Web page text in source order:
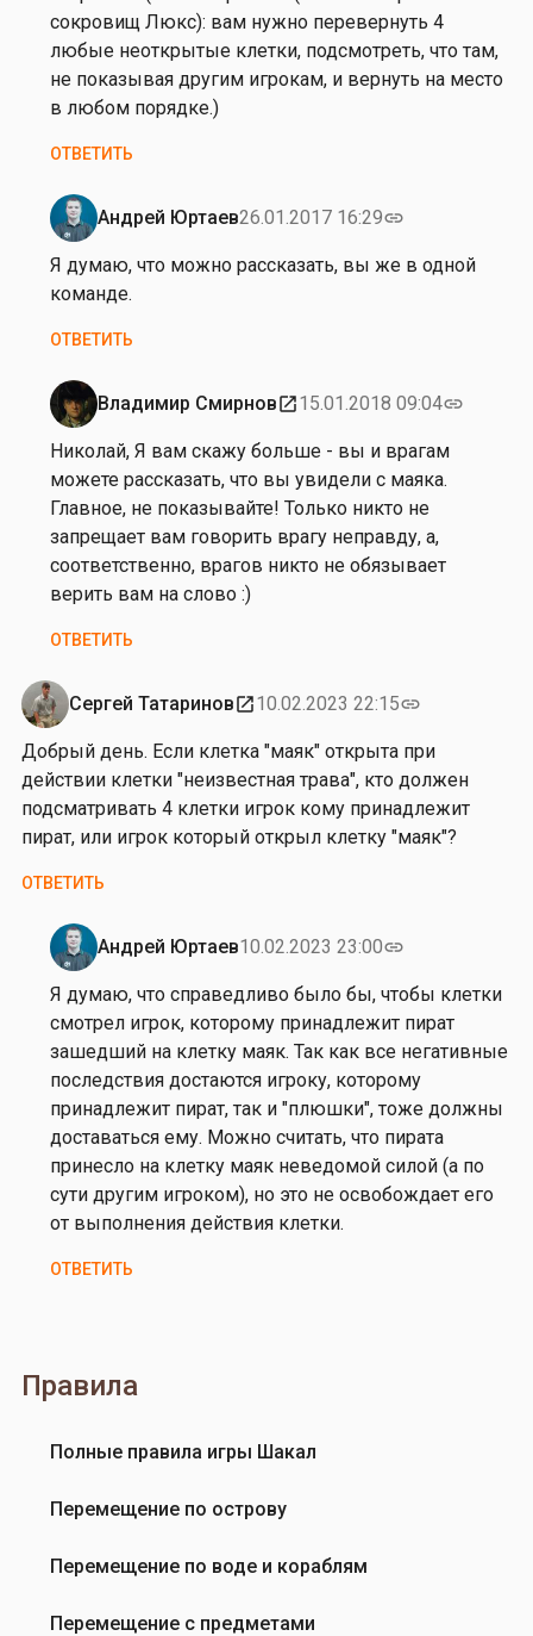
л
л
а
р
и
н
о
в
Н
и
к
о
а
И
л
л
а
р
о
н
о
в
сокровищ Люкс): вам нужно перевернуть 4
любые неоткрытые клетки, подсмотреть, что там,
не показывая другим игрокам, и вернуть на место
в любом порядке.)
ОТВЕТИТЬ
Андрей Юртаев26.01.2017 16:29link
Ответ
на
от
и
о
л
а
й
И
л
л
а
р
о
н
о
в
Я думаю, что можно рассказать, вы же в одной
команде.
ОТВЕТИТЬ
Владимир Смирновopen_in_new15.01.2018 09:04link
Ответ
на
от
Н
и
к
о
а
И
л
л
а
р
и
о
о
в
Николай, Я вам скажу больше - вы и врагам
можете рассказать, что вы увидели с маяка.
Главное, не показывайте! Только никто не
запрещает вам говорить врагу неправду, а,
соответственно, врагов никто не обязывает
верить вам на слово :)
ОТВЕТИТЬ
Сергей Татариновopen_in_new10.02.2023 22:15link
Добрый день. Если клетка "маяк" открыта при
действии клетки "неизвестная трава", кто должен
подсматривать 4 клетки игрок кому принадлежит
пират, или игрок который открыл клетку "маяк"?
ОТВЕТИТЬ
Андрей Юртаев10.02.2023 23:00link
Ответ
на
от
С
е
р
г
е
й
Т
т
н
в
Я думаю, что справедливо было бы, чтобы клетки
смотрел игрок, которому принадлежит пират
зашедший на клетку маяк. Так как все негативные
последствия достаются игроку, которому
принадлежит пират, так и "плюшки", тоже должны
доставаться ему. Можно считать, что пирата
принесло на клетку маяк неведомой силой (а по
сути другим игроком), но это не освобождает его
от выполнения действия клетки.
ОТВЕТИТЬ
Правила
Полные правила игры Шакал
Перемещение по острову
Перемещение по воде и кораблям
Перемещение с предметами